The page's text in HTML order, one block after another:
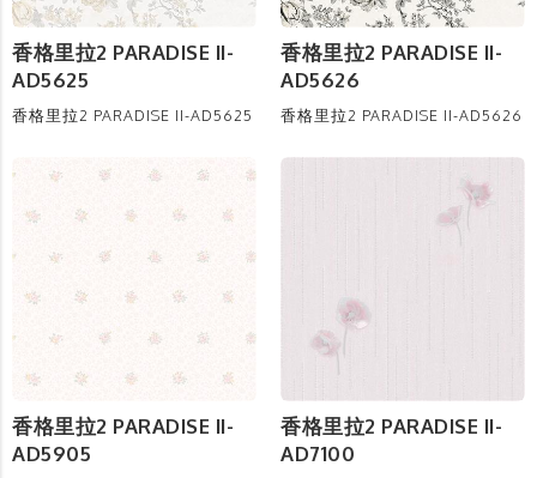
香格里拉2 PARADISE II-
AD5625
香格里拉2 PARADISE II-AD5625
香格里拉2 PARADISE II-
AD5626
香格里拉2 PARADISE II-AD5626
香格里拉2 PARADISE II-
AD5905
香格里拉2 PARADISE II-
AD7100